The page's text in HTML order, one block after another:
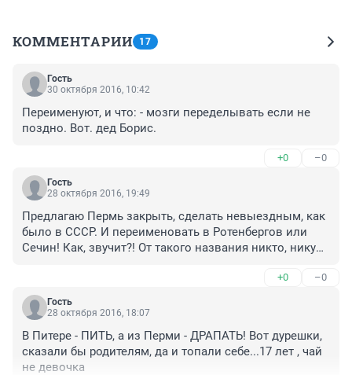
КОММЕНТАРИИ 17
Гость
30 октября 2016, 10:42
Переименуют, и что: - мозги переделывать если не
поздно. Вот. дед Борис.
+0 –0
Гость
28 октября 2016, 19:49
Предлагаю Пермь закрыть, сделать невыездным, как
было в СССР. И переименовать в Ротенбергов или
Сечин! Как, звучит?! От такого названия никто, никуда
+0 –0
Гость
28 октября 2016, 18:07
В Питере - ПИТЬ, а из Перми - ДРАПАТЬ! Вот дурешки,
сказали бы родителям, да и топали себе...17 лет , чай
не девочка